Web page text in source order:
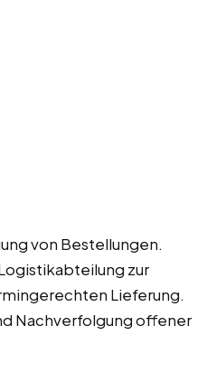
von Bestellungen.
zur
Lieferung.
Nachverfolgung offener